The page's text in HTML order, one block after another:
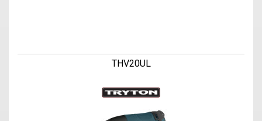
THV20UL